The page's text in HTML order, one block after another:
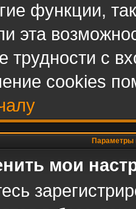
функции,
эта
трудности с
cookies
Параметры
мои